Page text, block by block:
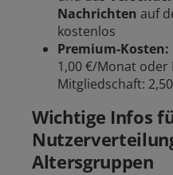
Nachrichten auf
kostenlos
Premium-Kosten:
1,00 €/Monat oder
Mitgliedschaft:
Wichtige Infos
Altersgruppen